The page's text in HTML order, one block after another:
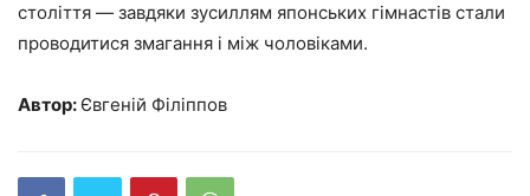
століття — завдяки зусиллям японських гімнастів стали
проводитися змагання і між чоловіками.
Автор:Євгеній Філіппов